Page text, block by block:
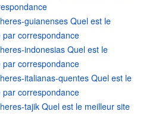
guianenses Quel est le
correspondance
indonesias Quel est le
correspondance
italianas-quentes Quel est le
correspondance
tajik Quel est le meilleur site